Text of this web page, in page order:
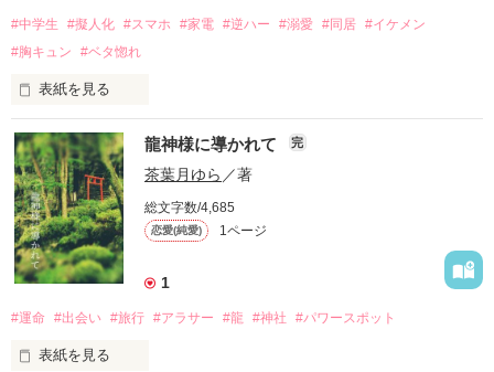
君の想いに触れた瞬間、
真っ暗だった私の心に恋花火が弾け咲いた。
2023/6/20　執筆開始
2023/9/1　完結公開
作品を読む
趣味は料理と星座占い
ちょいビビリな副委員長
四居 美月
×
水星生まれの地球(海外)育ち
モテモテ帰国子女
友清 整二
ともきよ せいじ
×
校内の愛され委員長
突然、どこからか聞こえた優しい声。
痛みに耐えながら振り向くと……。
謎の扉から
#中学生 #擬人化 #スマホ #家電 #逆ハー #溺愛 #同居 #イケメン
#胸キュン
#ベタ惚れ
表紙を見る
大掃除を怠ったまま迎えた新年。
初日の出を拝もうと朝イチで起きたら……。
「アハッピーニューイヤー。
アンドグッドモーニング」
龍神様に導かれて 完
茶葉月ゆら ／著
総文字数/4,685
恋愛(純愛) 1ページ
1
#運命 #出会い #旅行 #アラサー #龍 #神社 #パワースポット
表紙を見る